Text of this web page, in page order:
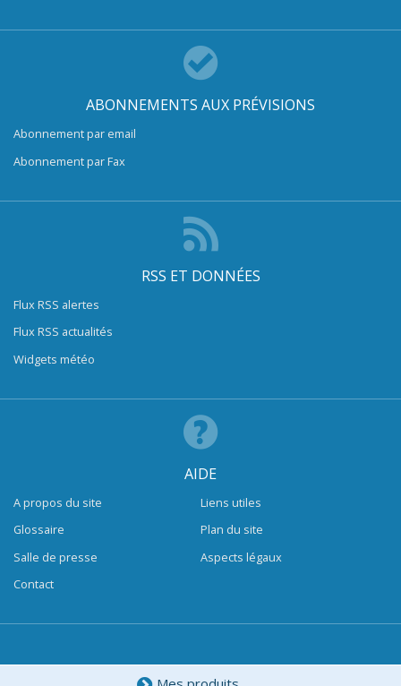
ABONNEMENTS AUX PRÉVISIONS
Abonnement par email
Abonnement par Fax
RSS ET DONNÉES
Flux RSS alertes
Flux RSS actualités
Widgets météo
AIDE
A propos du site
Glossaire
Salle de presse
Contact
Liens utiles
Plan du site
Aspects légaux